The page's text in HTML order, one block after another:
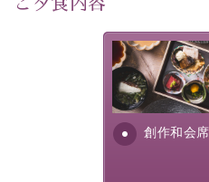
んだ最先端の花火をお楽し
湖側客室には、2022年の館
設置。そこから広がる諏訪
創作和会
美湖膳とは諏
提供する為に
明が考え出し
す。美しい諏